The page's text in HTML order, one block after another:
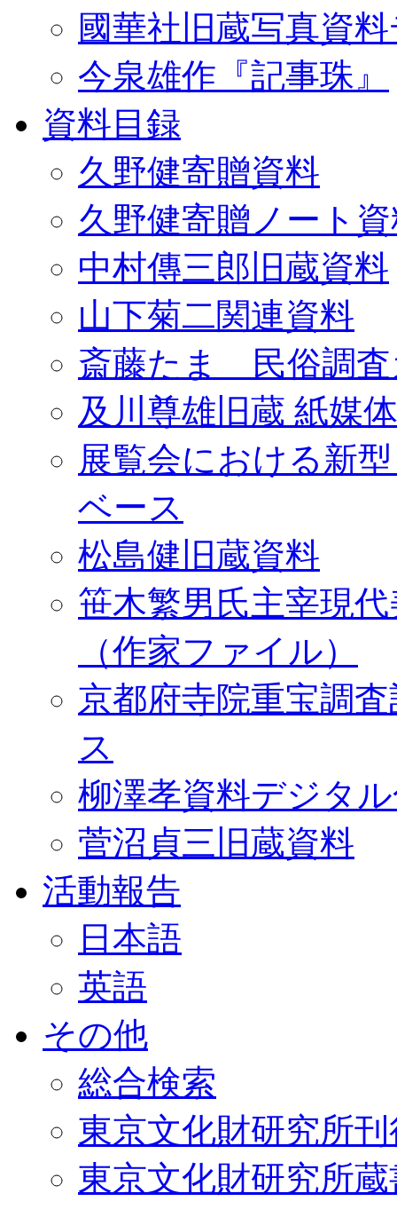
國華社旧蔵写真資
今泉雄作『記事珠』
資料目録
久野健寄贈資料
久野健寄贈ノート
中村傳三郎旧蔵資料
山下菊二関連資料
斎藤たま 民俗調査
及川尊雄旧蔵 紙媒
展覧会における新
ベース
松島健旧蔵資料
笹木繁男氏主宰現
（作家ファイル）
京都府寺院重宝調
ス
柳澤孝資料デジタ
菅沼貞三旧蔵資料
活動報告
日本語
英語
その他
総合検索
東京文化財研究所
東京文化財研究所